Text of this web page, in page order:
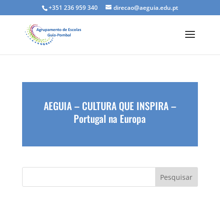
+351 236 959 340 direcao@aeguia.edu.pt
AEGUIA – CULTURA QUE INSPIRA –
Portugal na Europa